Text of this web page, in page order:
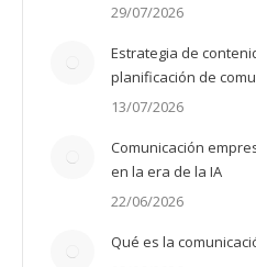
29/07/2026
Estrategia de
planificación de
13/07/2026
Comunicación
en la era de la IA
22/06/2026
Qué es la